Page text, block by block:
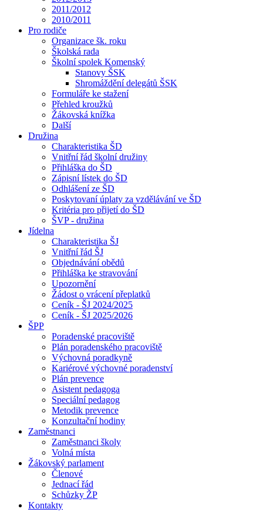
2011/2012
2010/2011
Pro rodiče
Organizace šk. roku
Školská rada
Školní spolek Komenský
Stanovy ŠSK
Shromáždění delegátů ŠSK
Formuláře ke stažení
Přehled kroužků
Žákovská knížka
Další
Družina
Charakteristika ŠD
Vnitřní řád školní družiny
Přihláška do ŠD
Zápisní lístek do ŠD
Odhlášení ze ŠD
Poskytovaní úplaty za vzdělávání ve ŠD
Kritéria pro přijetí do ŠD
ŠVP - družina
Jídelna
Charakteristika ŠJ
Vnitřní řád ŠJ
Objednávání obědů
Přihláška ke stravování
Upozornění
Žádost o vrácení přeplatků
Ceník - ŠJ 2024/2025
Ceník - ŠJ 2025/2026
ŠPP
Poradenské pracoviště
Plán poradenského pracoviště
Výchovná poradkyně
Kariérové výchovné poradenství
Plán prevence
Asistent pedagoga
Speciální pedagog
Metodik prevence
Konzultační hodiny
Zaměstnanci
Zaměstnanci školy
Volná místa
Žákovský parlament
Členové
Jednací řád
Schůzky ŽP
Kontakty